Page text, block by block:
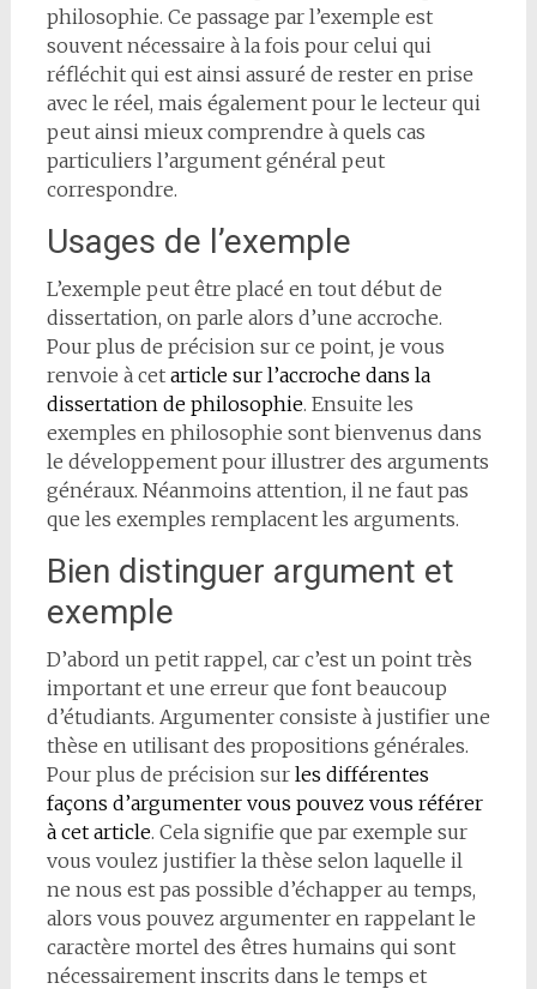
philosophie. Ce passage par l’exemple est
souvent nécessaire à la fois pour celui qui
réfléchit qui est ainsi assuré de rester en prise
avec le réel, mais également pour le lecteur qui
peut ainsi mieux comprendre à quels cas
particuliers l’argument général peut
correspondre.
Usages de l’exemple
L’exemple peut être placé en tout début de
dissertation, on parle alors d’une accroche.
Pour plus de précision sur ce point, je vous
renvoie à cet article sur l’accroche dans la
dissertation de philosophie. Ensuite les
exemples en philosophie sont bienvenus dans
le développement pour illustrer des arguments
généraux. Néanmoins attention, il ne faut pas
que les exemples remplacent les arguments.
Bien distinguer argument et
exemple
D’abord un petit rappel, car c’est un point très
important et une erreur que font beaucoup
d’étudiants. Argumenter consiste à justifier une
thèse en utilisant des propositions générales.
Pour plus de précision sur les différentes
façons d’argumenter vous pouvez vous référer
à cet article. Cela signifie que par exemple sur
vous voulez justifier la thèse selon laquelle il
ne nous est pas possible d’échapper au temps,
alors vous pouvez argumenter en rappelant le
caractère mortel des êtres humains qui sont
nécessairement inscrits dans le temps et